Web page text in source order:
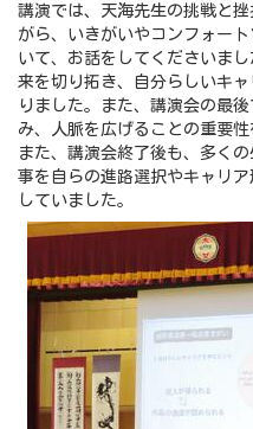
講演では、天海先生の挑戦と
がら、いきがいやコンフォー
いて、お話をしてくださいま
来を切り拓き、自分らしいキ
りました。また、講演会の最
み、人脈を広げることの重要
また、講演会終了後も、多く
事を自らの進路選択やキャリ
していました。